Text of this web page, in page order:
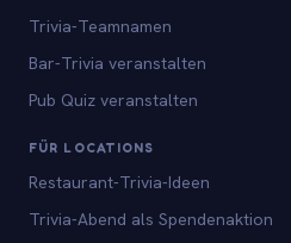
Trivia-Teamnamen
Bar-Trivia veranstalten
Pub Quiz veranstalten
FÜR LOCATIONS
Restaurant-Trivia-Ideen
Trivia-Abend als Spendenaktion